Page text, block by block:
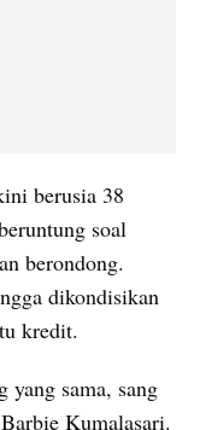
berusia 38
soal
berondong.
dikondisikan
kredit.
yang sama, sang
Kumalasari.